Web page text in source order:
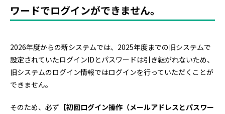
ワードでログインができません。
2026年度からの新システムでは、2025年度までの旧システムで
設定されていたログインIDとパスワードは引き継がれないため、
旧システムのログイン情報ではログインを行っていただくことが
できません。
そのため、必ず 【初回ログイン操作（メールアドレスとパスワー